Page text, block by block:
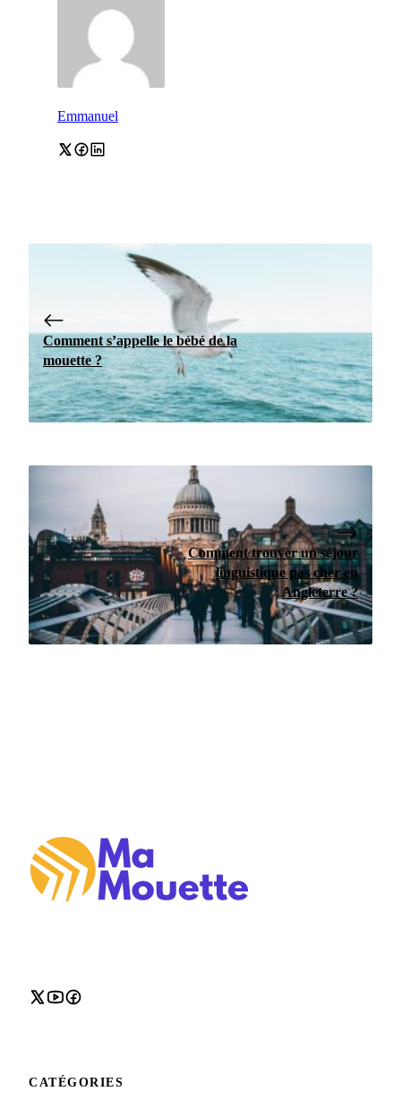
Emmanuel
Comment s’appelle le bébé de la
mouette ?
Comment trouver un séjour
linguistique pas cher en
Angleterre ?
CATÉGORIES